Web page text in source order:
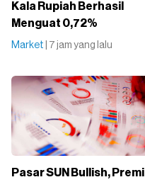
Kala Rupiah Berhasil
Menguat 0,72%
Market | 7 jam yang lalu
Pasar SUN Bullish, Premi